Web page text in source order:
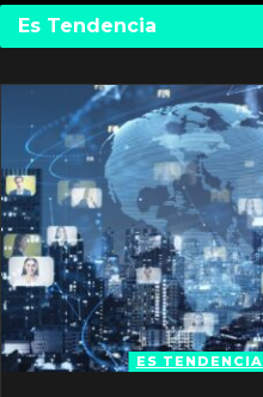
Es Tendencia
ES TENDENCIA